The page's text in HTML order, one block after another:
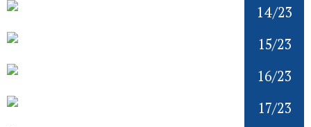
14/23
15/23
16/23
17/23